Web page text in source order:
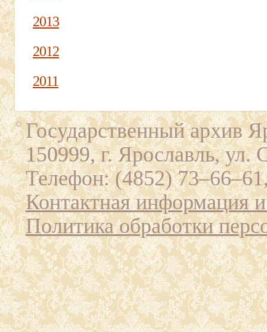
2013
2012
2011
© Государственный архив
150999, г. Ярославль, ул.
Телефон: (4852)
Контактная информация
Политика обработки